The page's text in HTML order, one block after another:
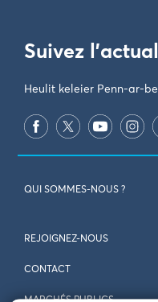
Suivez
Heulit keleier Penn-ar-
QUI SOMMES-NOUS ?
REJOIGNEZ-NOUS
CONTACT